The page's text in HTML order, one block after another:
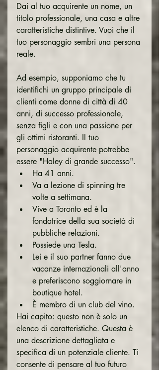
Dai al tuo acquirente un nome, un
titolo professionale, una casa e altre
caratteristiche distintive. Vuoi che il
tuo personaggio sembri una persona
reale.
Ad esempio, supponiamo che tu
identifichi un gruppo principale di
clienti come donne di città di 40
anni, di successo professionale,
senza figli e con una passione per
gli ottimi ristoranti. Il tuo
personaggio acquirente potrebbe
essere "Haley di grande successo".
Ha 41 anni.
Va a lezione di spinning tre
volte a settimana.
Vive a Toronto ed è la
fondatrice della sua società di
pubbliche relazioni.
Possiede una Tesla.
Lei e il suo partner fanno due
vacanze internazionali all'anno
e preferiscono soggiornare in
boutique hotel.
È membro di un club del vino.
Hai capito: questo non è solo un
elenco di caratteristiche. Questa è
una descrizione dettagliata e
specifica di un potenziale cliente. Ti
consente di pensare al tuo futuro